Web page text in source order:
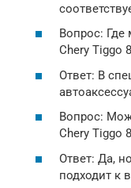
Вопрос:
Chery Tiggo
Ответ: В
Вопрос:
Chery Tiggo
Ответ: Да,
подходит к